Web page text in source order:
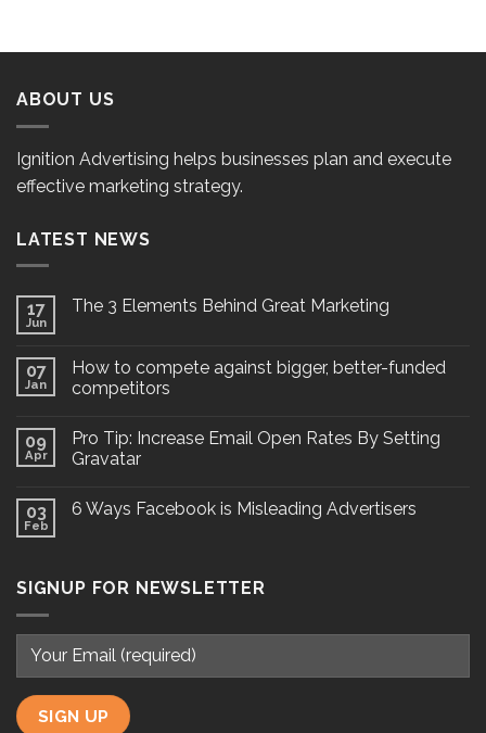
ABOUT US
Ignition Advertising helps businesses plan and execute
effective marketing strategy.
LATEST NEWS
17
Jun
The 3 Elements Behind Great Marketing
07
Jan
How to compete against bigger, better-funded
competitors
09
Apr
Pro Tip: Increase Email Open Rates By Setting
Gravatar
03
Feb
6 Ways Facebook is Misleading Advertisers
SIGNUP FOR NEWSLETTER